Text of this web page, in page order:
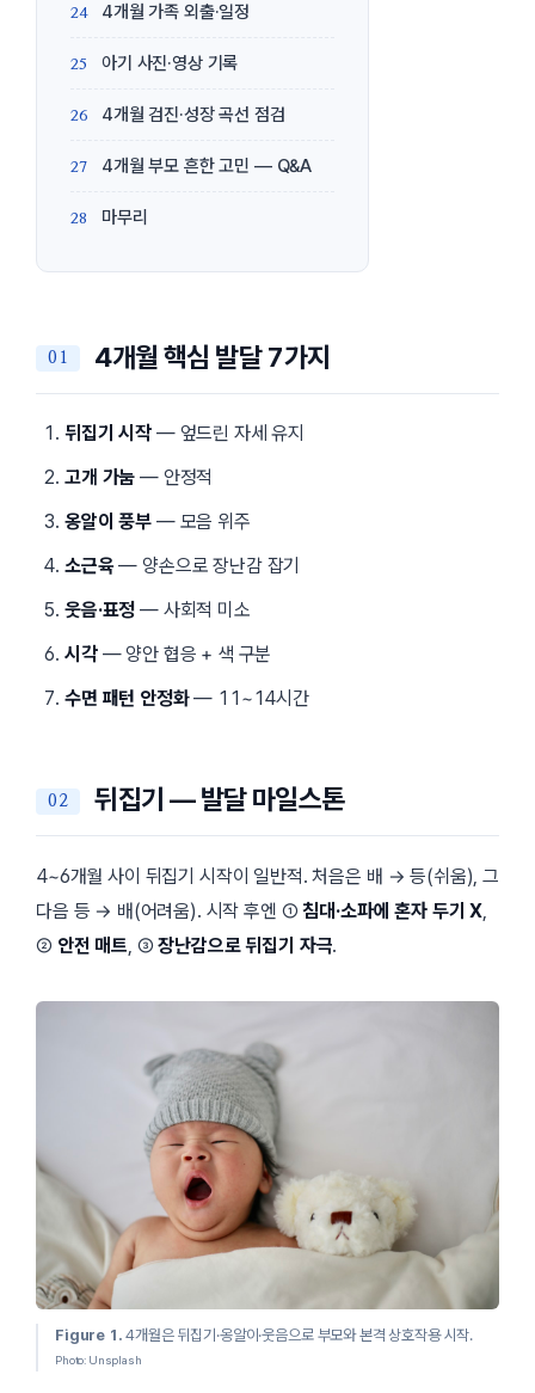
4개월 가족 외출·일정
아기 사진·영상 기록
4개월 검진·성장 곡선 점검
4개월 부모 흔한 고민 — Q&A
마무리
4개월 핵심 발달 7가지
뒤집기 시작 — 엎드린 자세 유지
고개 가눔 — 안정적
옹알이 풍부 — 모음 위주
소근육— 양손으로 장난감 잡기
웃음·표정 — 사회적 미소
시각— 양안 협응 + 색 구분
수면 패턴 안정화— 11~14시간
뒤집기 — 발달 마일스톤
4~6개월 사이 뒤집기 시작이 일반적. 처음은 배 → 등(쉬움), 그
다음 등 → 배(어려움). 시작 후엔 ①침대·소파에 혼자 두기 X
② 안전 매트 , ③장난감으로 뒤집기 자극.
Figure 1. 4개월은 뒤집기·옹알이·웃음으로 부모와 본격 상호작용 시작.
Photo: Unsplash